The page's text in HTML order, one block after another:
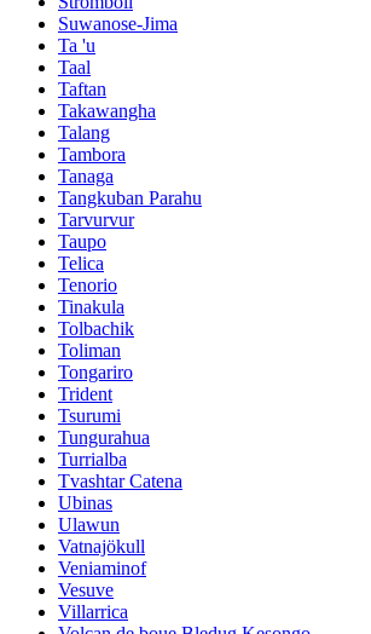
Suwanose-Jima
Ta 'u
Taal
Taftan
Takawangha
Talang
Tambora
Tanaga
Tangkuban Parahu
Tarvurvur
Taupo
Telica
Tenorio
Tinakula
Tolbachik
Toliman
Tongariro
Trident
Tsurumi
Tungurahua
Turrialba
Tvashtar Catena
Ubinas
Ulawun
Vatnajökull
Veniaminof
Vesuve
Villarrica